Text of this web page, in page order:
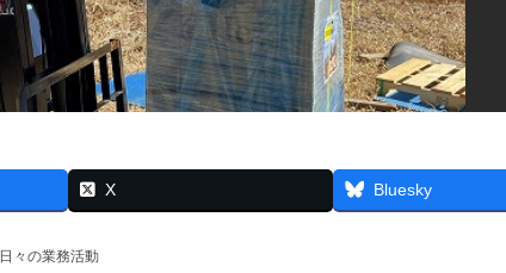
X Bluesky
日々の業務活動